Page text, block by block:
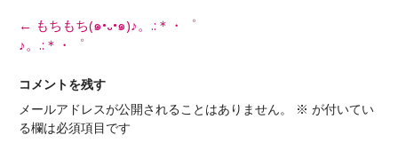
投
稿
ビ
ゲ
ー
← もちもち(๑•᎑•๑)♪。.:＊・゜
♪。.:＊・゜
コメントを残す
メールアドレスが公開されることはありません。
※ が付いてい
る欄は必須項目です